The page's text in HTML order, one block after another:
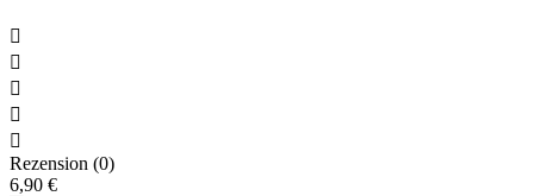





Rezension (0)
6,90 €